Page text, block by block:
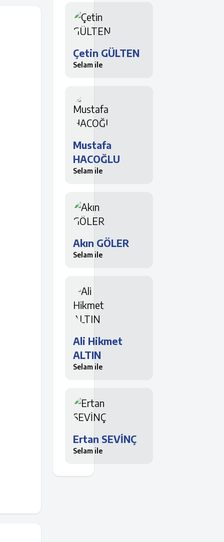
Çetin GÜLTEN
Selam ile
Mustafa
HACOĞLU
Selam ile
Akın GÖLER
Selam ile
Ali Hikmet
ALTIN
Selam ile
Ertan SEVİNÇ
Selam ile